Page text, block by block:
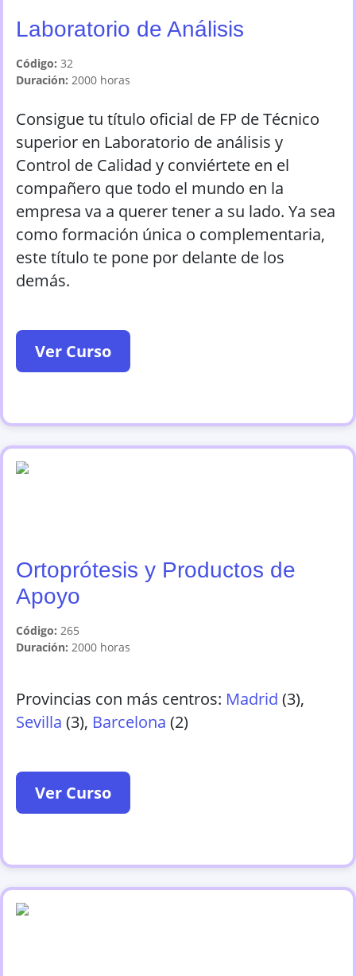
Laboratorio de Análisis
Código: 32
Duración: 2000 horas
Consigue tu título oficial de FP de Técnico
superior en Laboratorio de análisis y
Control de Calidad y conviértete en el
compañero que todo el mundo en la
empresa va a querer tener a su lado. Ya sea
como formación única o complementaria,
este título te pone por delante de los
demás.
Ver Curso
Ortoprótesis y Productos de
Apoyo
Código: 265
Duración: 2000 horas
Provincias con más centros: Madrid (3),
Sevilla (3), Barcelona (2)
Ver Curso